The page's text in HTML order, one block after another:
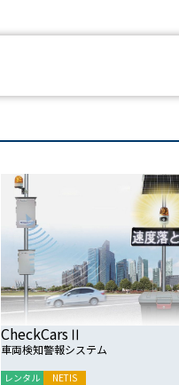
CheckCarsⅡ
車両検知警報システム
レンタル NETIS